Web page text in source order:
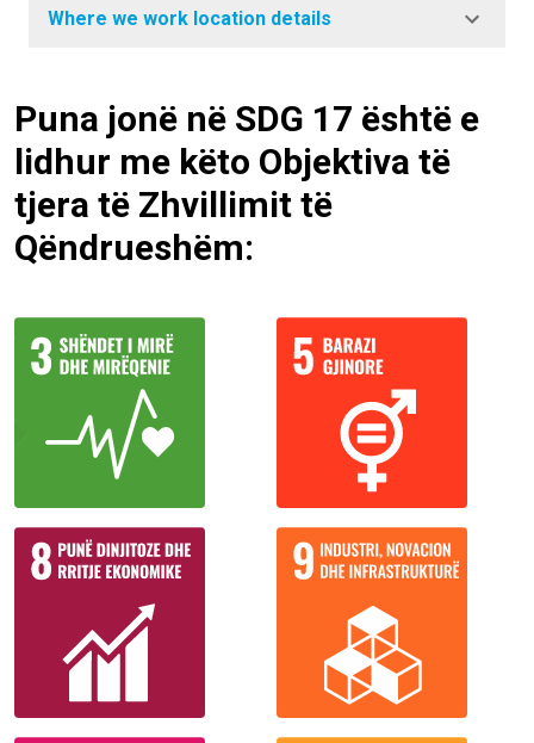
Where we work location details
Puna jonë në SDG 17 është e
lidhur me këto Objektiva të
tjera të Zhvillimit të
Qëndrueshëm: